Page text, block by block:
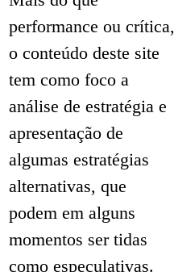
performance ou crítica,
o conteúdo deste site
tem como foco a
análise de estratégia e
apresentação de
algumas estratégias
alternativas, que
podem em alguns
momentos ser tidas
como especulativas.